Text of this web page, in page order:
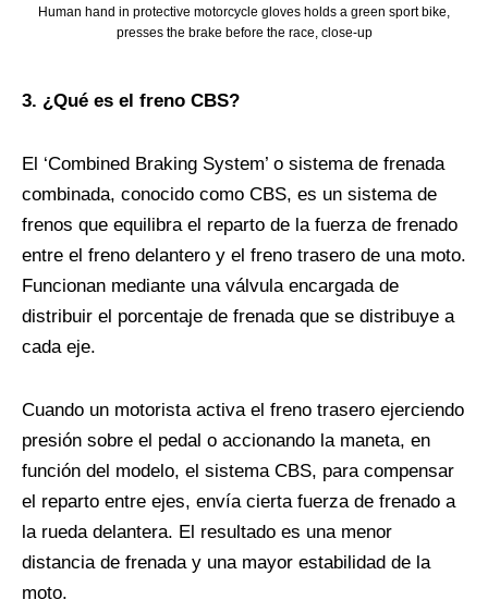
Human hand in protective motorcycle gloves holds a green sport bike,
presses the brake before the race, close-up
3. ¿Qué es el freno CBS?
El ‘Combined Braking System’ o sistema de frenada
combinada, conocido como CBS, es un sistema de
frenos que equilibra el reparto de la fuerza de frenado
entre el freno delantero y el freno trasero de una moto.
Funcionan mediante una válvula encargada de
distribuir el porcentaje de frenada que se distribuye a
cada eje.
Cuando un motorista activa el freno trasero ejerciendo
presión sobre el pedal o accionando la maneta, en
función del modelo, el sistema CBS, para compensar
el reparto entre ejes, envía cierta fuerza de frenado a
la rueda delantera. El resultado es una menor
distancia de frenada y una mayor estabilidad de la
moto.